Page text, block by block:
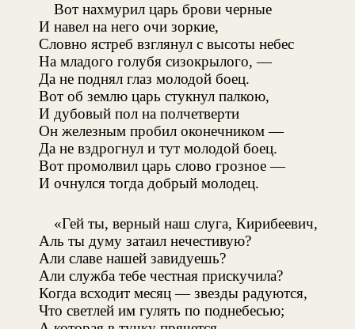
Вот нахмурил царь брови черные
И навел на него очи зоркие,
Словно ястреб взглянул с высоты небес
На младого голубя сизокрылого, —
Да не поднял глаз молодой боец.
Вот об землю царь стукнул палкою,
И дубовый пол на полчетверти
Он железным пробил оконечником —
Да не вздрогнул и тут молодой боец.
Вот промолвил царь слово грозное —
И очнулся тогда добрый молодец.
«Гей ты, верный наш слуга, Кирибеевич,
Аль ты думу затаил нечестивую?
Али славе нашей завидуешь?
Али служба тебе честная прискучила?
Когда всходит месяц — звезды радуются,
Что светлей им гулять по поднебесью;